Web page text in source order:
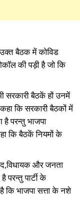
उक्त बैठक में कोविड
की पड़ी है जो कि
सरकारी बैठकें हों उनमें
कहा कि सरकारी बैठकों में
परन्तु भाजपा
कि बैठकें नियमों के
और जनता
परन्तु पार्टी के
कि भाजपा सत्ता के नशे